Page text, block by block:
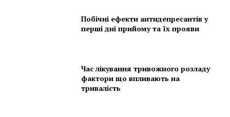
Побічні ефекти антидепресантів у
перші дні прийому та їх прояви
Час лікування тривожного розладу
фактори що впливають на
тривалість